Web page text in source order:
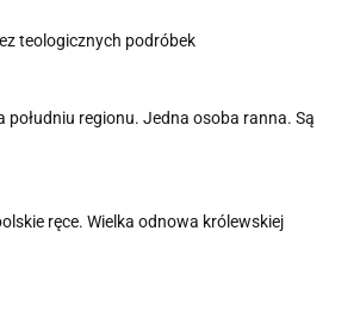
teologicznych podróbek
południu regionu. Jedna osoba ranna. Są
ręce. Wielka odnowa królewskiej